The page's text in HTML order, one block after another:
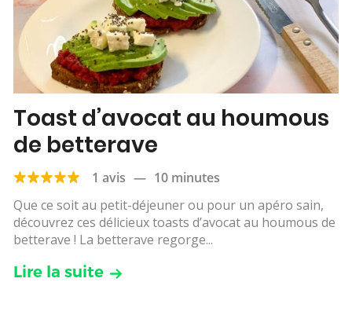
Toast d’avocat au houmous
de betterave
1 avis — 10 minutes
Que ce soit au petit-déjeuner ou pour un apéro sain,
découvrez ces délicieux toasts d’avocat au houmous de
betterave ! La betterave regorge...
Lire la suite